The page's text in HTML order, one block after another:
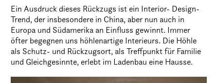
Ein Ausdruck dieses Rückzugs ist ein Interior- Design-
Trend, der insbesondere in China, aber nun auch in
Europa und Südamerika an Einfluss gewinnt. Immer
öfter begegnen uns höhlenartige Interieurs. Die Höhle
als Schutz- und Rückzugsort, als Treffpunkt für Familie
und Gleichgesinnte, erlebt im Ladenbau eine Hausse.